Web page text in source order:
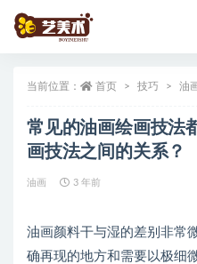
当前位置： 首页 技巧 油
常见的油画绘画技法
画技法之间的关系？
油画 3 年前
油画颜料干与湿的差别非常
确再现的地方和需要以极细